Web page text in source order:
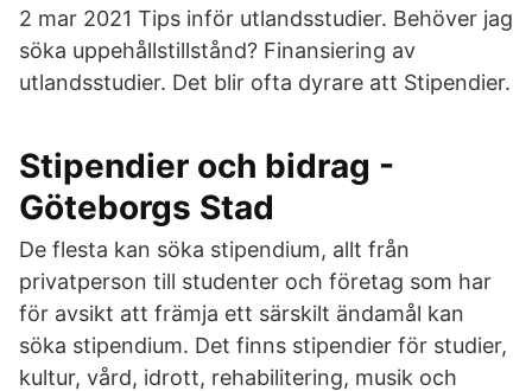
2 mar 2021 Tips inför utlandsstudier. Behöver jag
söka uppehållstillstånd? Finansiering av
utlandsstudier. Det blir ofta dyrare att Stipendier.
Stipendier och bidrag -
Göteborgs Stad
De flesta kan söka stipendium, allt från
privatperson till studenter och företag som har
för avsikt att främja ett särskilt ändamål kan
söka stipendium. Det finns stipendier för studier,
kultur, vård, idrott, rehabilitering, musik och